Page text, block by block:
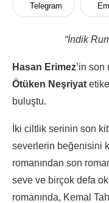
Telegram
“İndik
Hasan Erimez’in son
Ötüken Neşriyat
buluştu.
İki ciltlik serinin son
severlerin beğenisini
romanından son
seve ve birçok defa
romanında, Kemal